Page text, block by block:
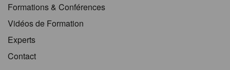
Formations & Conférences
Vidéos de Formation
Experts
Contact